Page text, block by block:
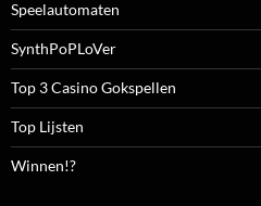
Speelautomaten
SynthPoPLoVer
Top 3 Casino Gokspellen
Top Lijsten
Winnen!?